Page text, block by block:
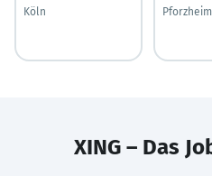
Köln
Pforzheim
XING – Das